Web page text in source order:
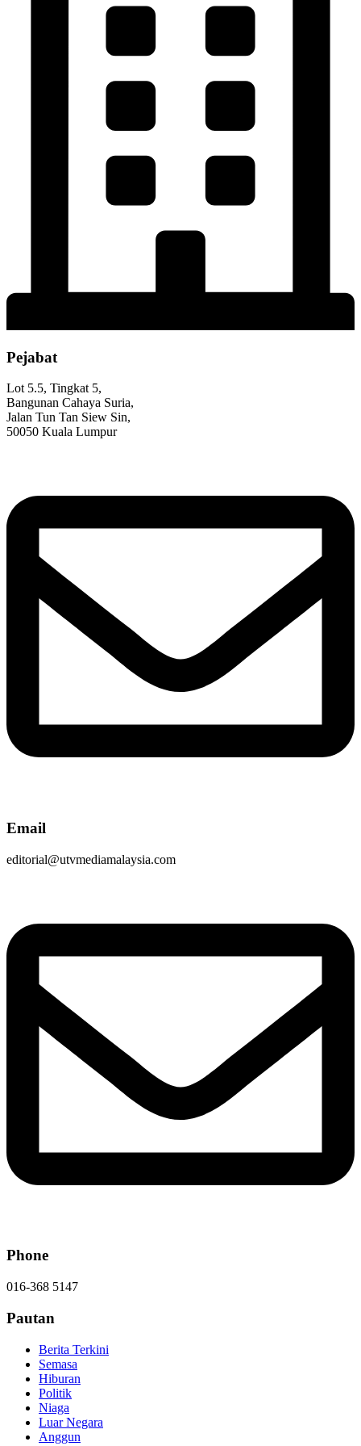
Pejabat
Lot 5.5, Tingkat 5,
Bangunan Cahaya Suria,
Jalan Tun Tan Siew Sin,
50050 Kuala Lumpur
Email
editorial@utvmediamalaysia.com
Phone
016-368 5147
Pautan
Berita Terkini
Semasa
Hiburan
Politik
Niaga
Luar Negara
Anggun